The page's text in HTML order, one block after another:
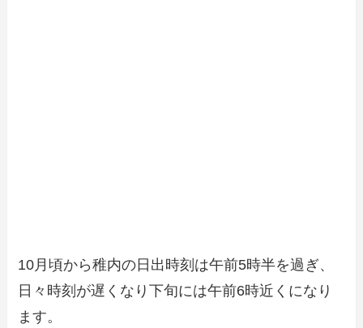
10月頃から稚内の日出時刻は午前5時半を過ぎ、
日々時刻が遅くなり下旬には午前6時近くになり
ます。